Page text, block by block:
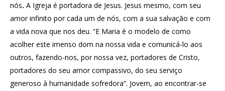
nós. A Igreja é portadora de Jesus. Jesus mesmo, com seu
amor infinito por cada um de nós, com a sua salvação e com
a vida nova que nos deu. “E Maria é o modelo de como
acolher este imenso dom na nossa vida e comunicá-lo aos
outros, fazendo-nos, por nossa vez, portadores de Cristo,
portadores do seu amor compassivo, do seu serviço
generoso à humanidade sofredora”. Jovem, ao encontrar-se